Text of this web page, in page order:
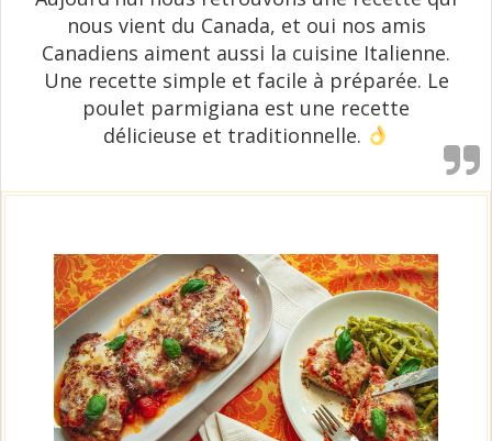
nous vient du Canada, et oui nos amis
Canadiens aiment aussi la cuisine Italienne.
Une recette simple et facile à préparée. Le
poulet parmigiana est une recette
délicieuse et traditionnelle.